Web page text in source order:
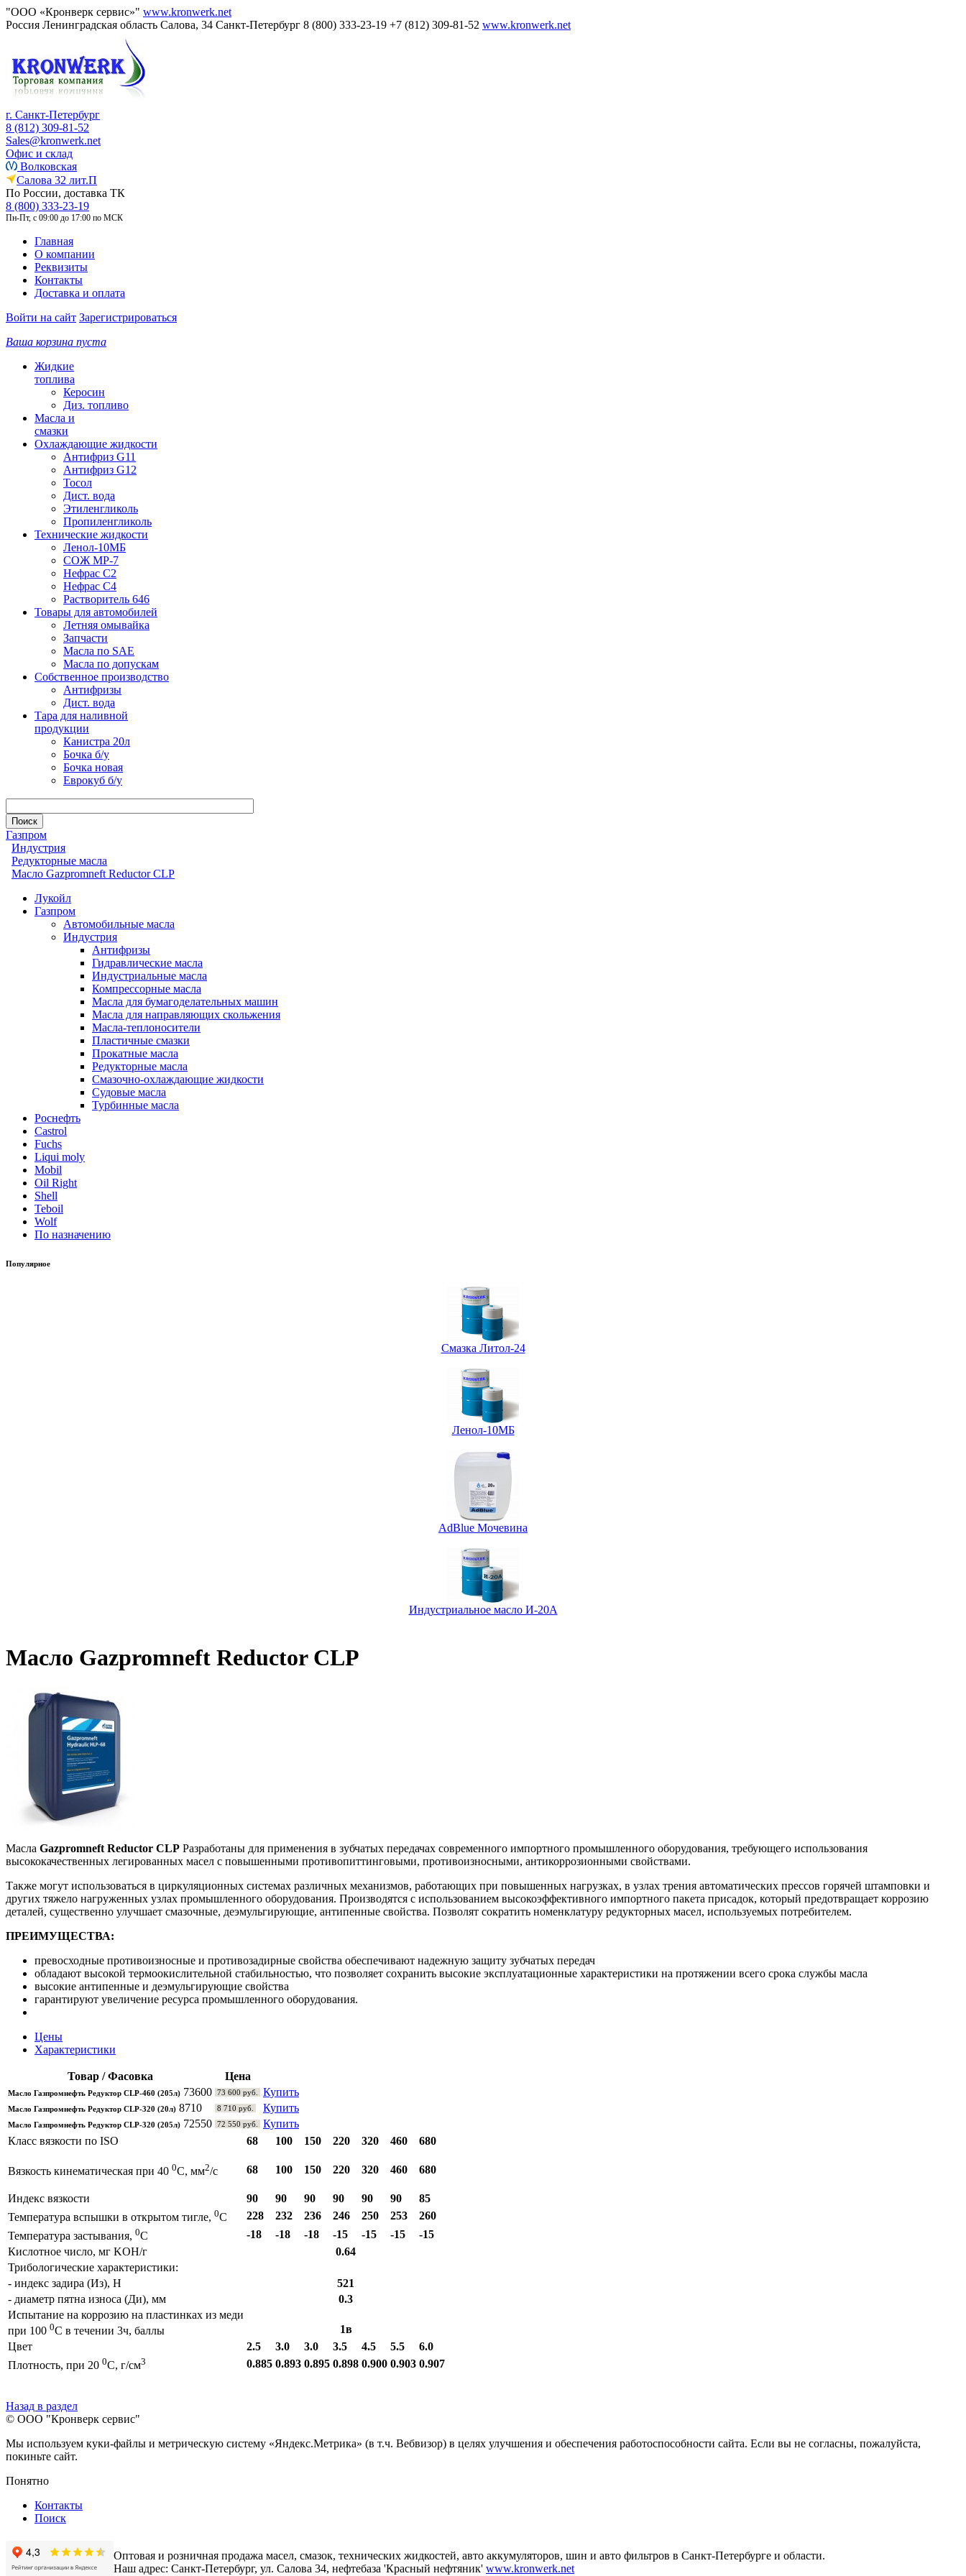
"ООО «Кронверк сервис»" www.kronwerk.net
Россия Ленинградская область Салова, 34 Санкт-Петербург 8 (800) 333-23-19 +7 (812) 309-81-52 www.kronwerk.net
г. Санкт-Петербург
8 (812) 309-81-52
Sales@kronwerk.net
Офис и склад
Волковская
Салова 32 лит.П
По России, доставка ТК
8 (800) 333-23-19
Пн-Пт, с 09:00 до 17:00 по МСК
Главная
О компании
Реквизиты
Контакты
Доставка и оплата
Войти на сайт Зарегистрироваться
Ваша корзина пуста
Жидкие
топлива
Керосин
Диз. топливо
Масла и
смазки
Охлаждающие жидкости
Антифриз G11
Антифриз G12
Тосол
Дист. вода
Этиленгликоль
Пропиленгликоль
Технические жидкости
Ленол-10МБ
СОЖ МР-7
Нефрас С2
Нефрас С4
Растворитель 646
Товары для автомобилей
Летняя омывайка
Запчасти
Масла по SAE
Масла по допускам
Собственное производство
Антифризы
Дист. вода
Тара для наливной
продукции
Канистра 20л
Бочка б/у
Бочка новая
Еврокуб б/у
Газпром
Индустрия
Редукторные масла
Масло Gazpromneft Reductor CLP
Лукойл
Газпром
Автомобильные масла
Индустрия
Антифризы
Гидравлические масла
Индустриальные масла
Компрессорные масла
Масла для бумагоделательных машин
Масла для направляющих скольжения
Масла-теплоносители
Пластичные смазки
Прокатные масла
Редукторные масла
Смазочно-охлаждающие жидкости
Судовые масла
Турбинные масла
Роснефть
Castrol
Fuchs
Liqui moly
Mobil
Oil Right
Shell
Teboil
Wolf
По назначению
Популярное
Смазка Литол-24
Ленол-10МБ
AdBlue Мочевина
Индустриальное масло И-20А
Масло Gazpromneft Reductor CLP
Масла Gazpromneft Reductor CLP Разработаны для применения в зубчатых передачах современного импортного промышленного оборудования, требующего использования
высококачественных легированных масел с повышенными противопиттинговыми, противоизносными, антикоррозионными свойствами.
Также могут использоваться в циркуляционных системах различных механизмов, работающих при повышенных нагрузках, в узлах трения автоматических прессов горячей штамповки и
других тяжело нагруженных узлах промышленного оборудования. Производятся с использованием высокоэффективного импортного пакета присадок, который предотвращает коррозию
деталей, существенно улучшает смазочные, деэмульгирующие, антипенные свойства. Позволят сократить номенклатуру редукторных масел, используемых потребителем.
ПРЕИМУЩЕСТВА:
превосходные противоизносные и противозадирные свойства обеспечивают надежную защиту зубчатых передач
обладают высокой термоокислительной стабильностью, что позволяет сохранить высокие эксплуатационные характеристики на протяжении всего срока службы масла
высокие антипенные и деэмульгирующие свойства
гарантируют увеличение ресурса промышленного оборудования.
Цены
Характеристики
Товар / Фасовка Цена
Масло Газпромнефть Редуктор CLP-460 (205л) 73600 73 600 руб. Купить
Масло Газпромнефть Редуктор CLP-320 (20л) 8710 8 710 руб. Купить
Масло Газпромнефть Редуктор CLP-320 (205л) 72550 72 550 руб.
Купить
Класс вязкости по ISО
68 100 150 220 320 460 680
Вязкость кинематическая при 40 0С, мм2/с 68 100 150 220 320 460 680
Индекс вязкости 90 90 90 90 90 90
85
Температура вспышки в открытом тигле, 0С 228 232 236 246 250 253
260
Температура застывания, 0С -18 -18 -18 -15 -15 -15
-15
Кислотное число, мг KOH/г
0.64
Трибологические характеристики:
- индекс задира (Из), Н
521
- диаметр пятна износа (Ди), мм
0.3
Испытание на коррозию на пластинках из меди
при 100 0С в течении 3ч, баллы
1в
Цвет
2.5 3.0 3.0 3.5 4.5 5.5
6.0
Плотность, при 20 0С, г/см3 0.885 0.893 0.895 0.898 0.900 0.903 0.907
Назад в раздел
© ООО "Кронверк сервис"
Мы используем куки-файлы и метрическую систему «Яндекс.Метрика» (в т.ч. Вебвизор) в целях улучшения и обеспечения работоспособности сайта. Если вы не согласны, пожалуйста,
покиньте сайт.
Понятно
Контакты
Поиск
Оптовая и розничная продажа масел, смазок, технических жидкостей, авто аккумуляторов, шин и авто фильтров в Санкт-Петербурге и области.
Наш адрес: Санкт-Петербург, ул. Салова 34, нефтебаза 'Красный нефтяник' www.kronwerk.net